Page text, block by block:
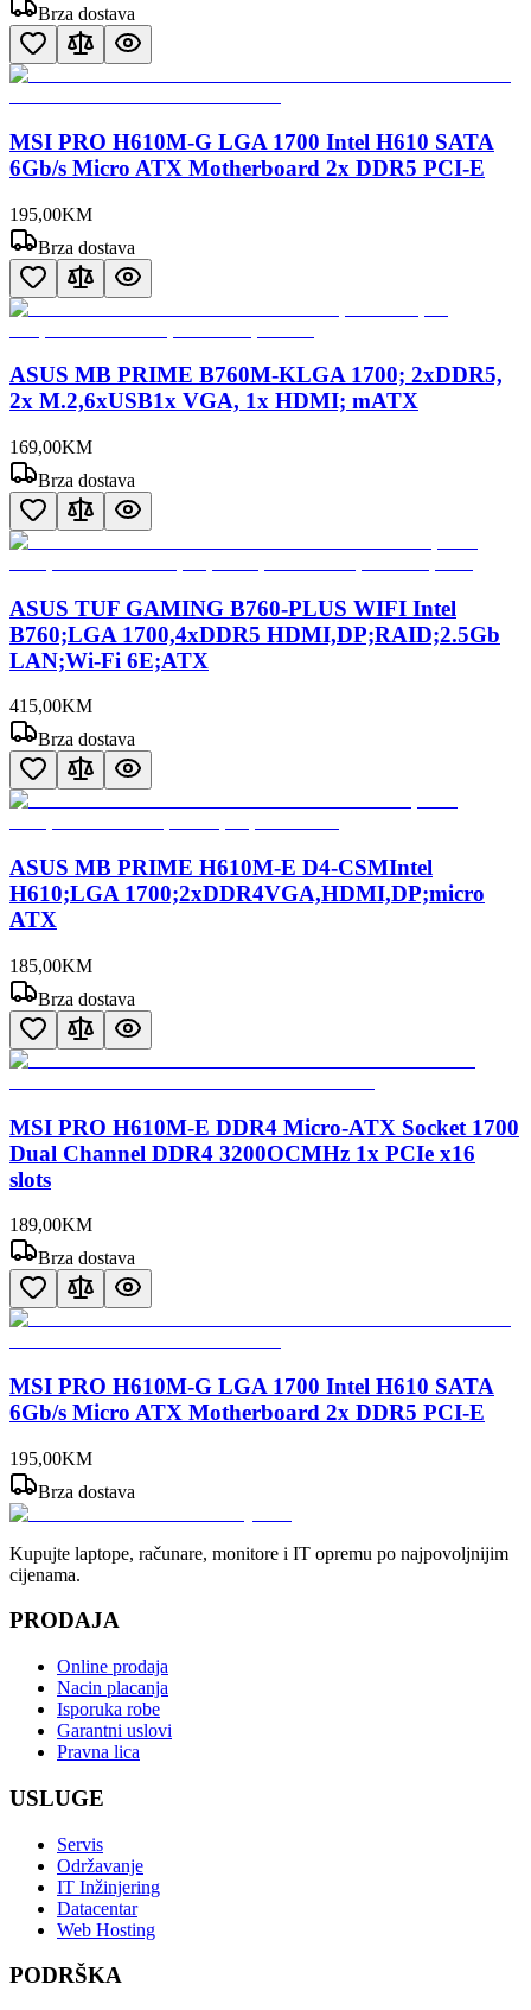
Brza dostava
MSI PRO H610M-G LGA 1700 Intel H610 SATA
6Gb/s Micro ATX Motherboard 2x DDR5 PCI-E
195,00KM
Brza dostava
ASUS MB PRIME B760M-KLGA 1700; 2xDDR5,
2x M.2,6xUSB1x VGA, 1x HDMI; mATX
169,00KM
Brza dostava
ASUS TUF GAMING B760-PLUS WIFI Intel
B760;LGA 1700,4xDDR5 HDMI,DP;RAID;2.5Gb
LAN;Wi-Fi 6E;ATX
415,00KM
Brza dostava
ASUS MB PRIME H610M-E D4-CSMIntel
H610;LGA 1700;2xDDR4VGA,HDMI,DP;micro
ATX
185,00KM
Brza dostava
MSI PRO H610M-E DDR4 Micro-ATX Socket 1700
Dual Channel DDR4 3200OCMHz 1x PCIe x16
slots
189,00KM
Brza dostava
MSI PRO H610M-G LGA 1700 Intel H610 SATA
6Gb/s Micro ATX Motherboard 2x DDR5 PCI-E
195,00KM
Brza dostava
Kupujte laptope, računare, monitore i IT opremu po najpovoljnijim
cijenama.
PRODAJA
Online prodaja
Nacin placanja
Isporuka robe
Garantni uslovi
Pravna lica
USLUGE
Servis
Održavanje
IT Inžinjering
Datacentar
Web Hosting
PODRŠKA